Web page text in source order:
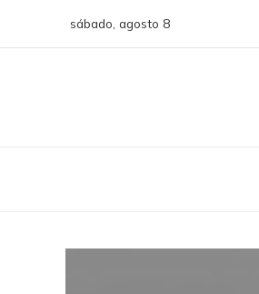
sábado, agosto 8